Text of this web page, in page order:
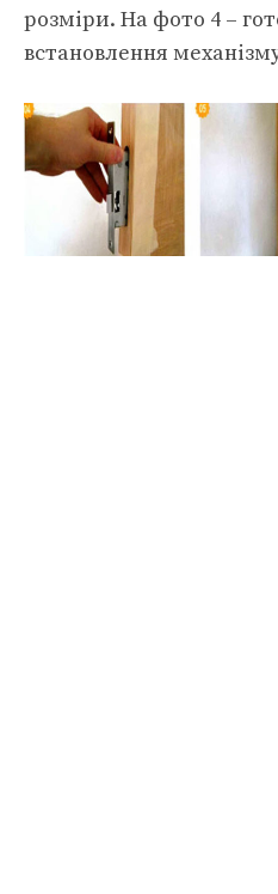
розміри. На фото 4 –
встановлення